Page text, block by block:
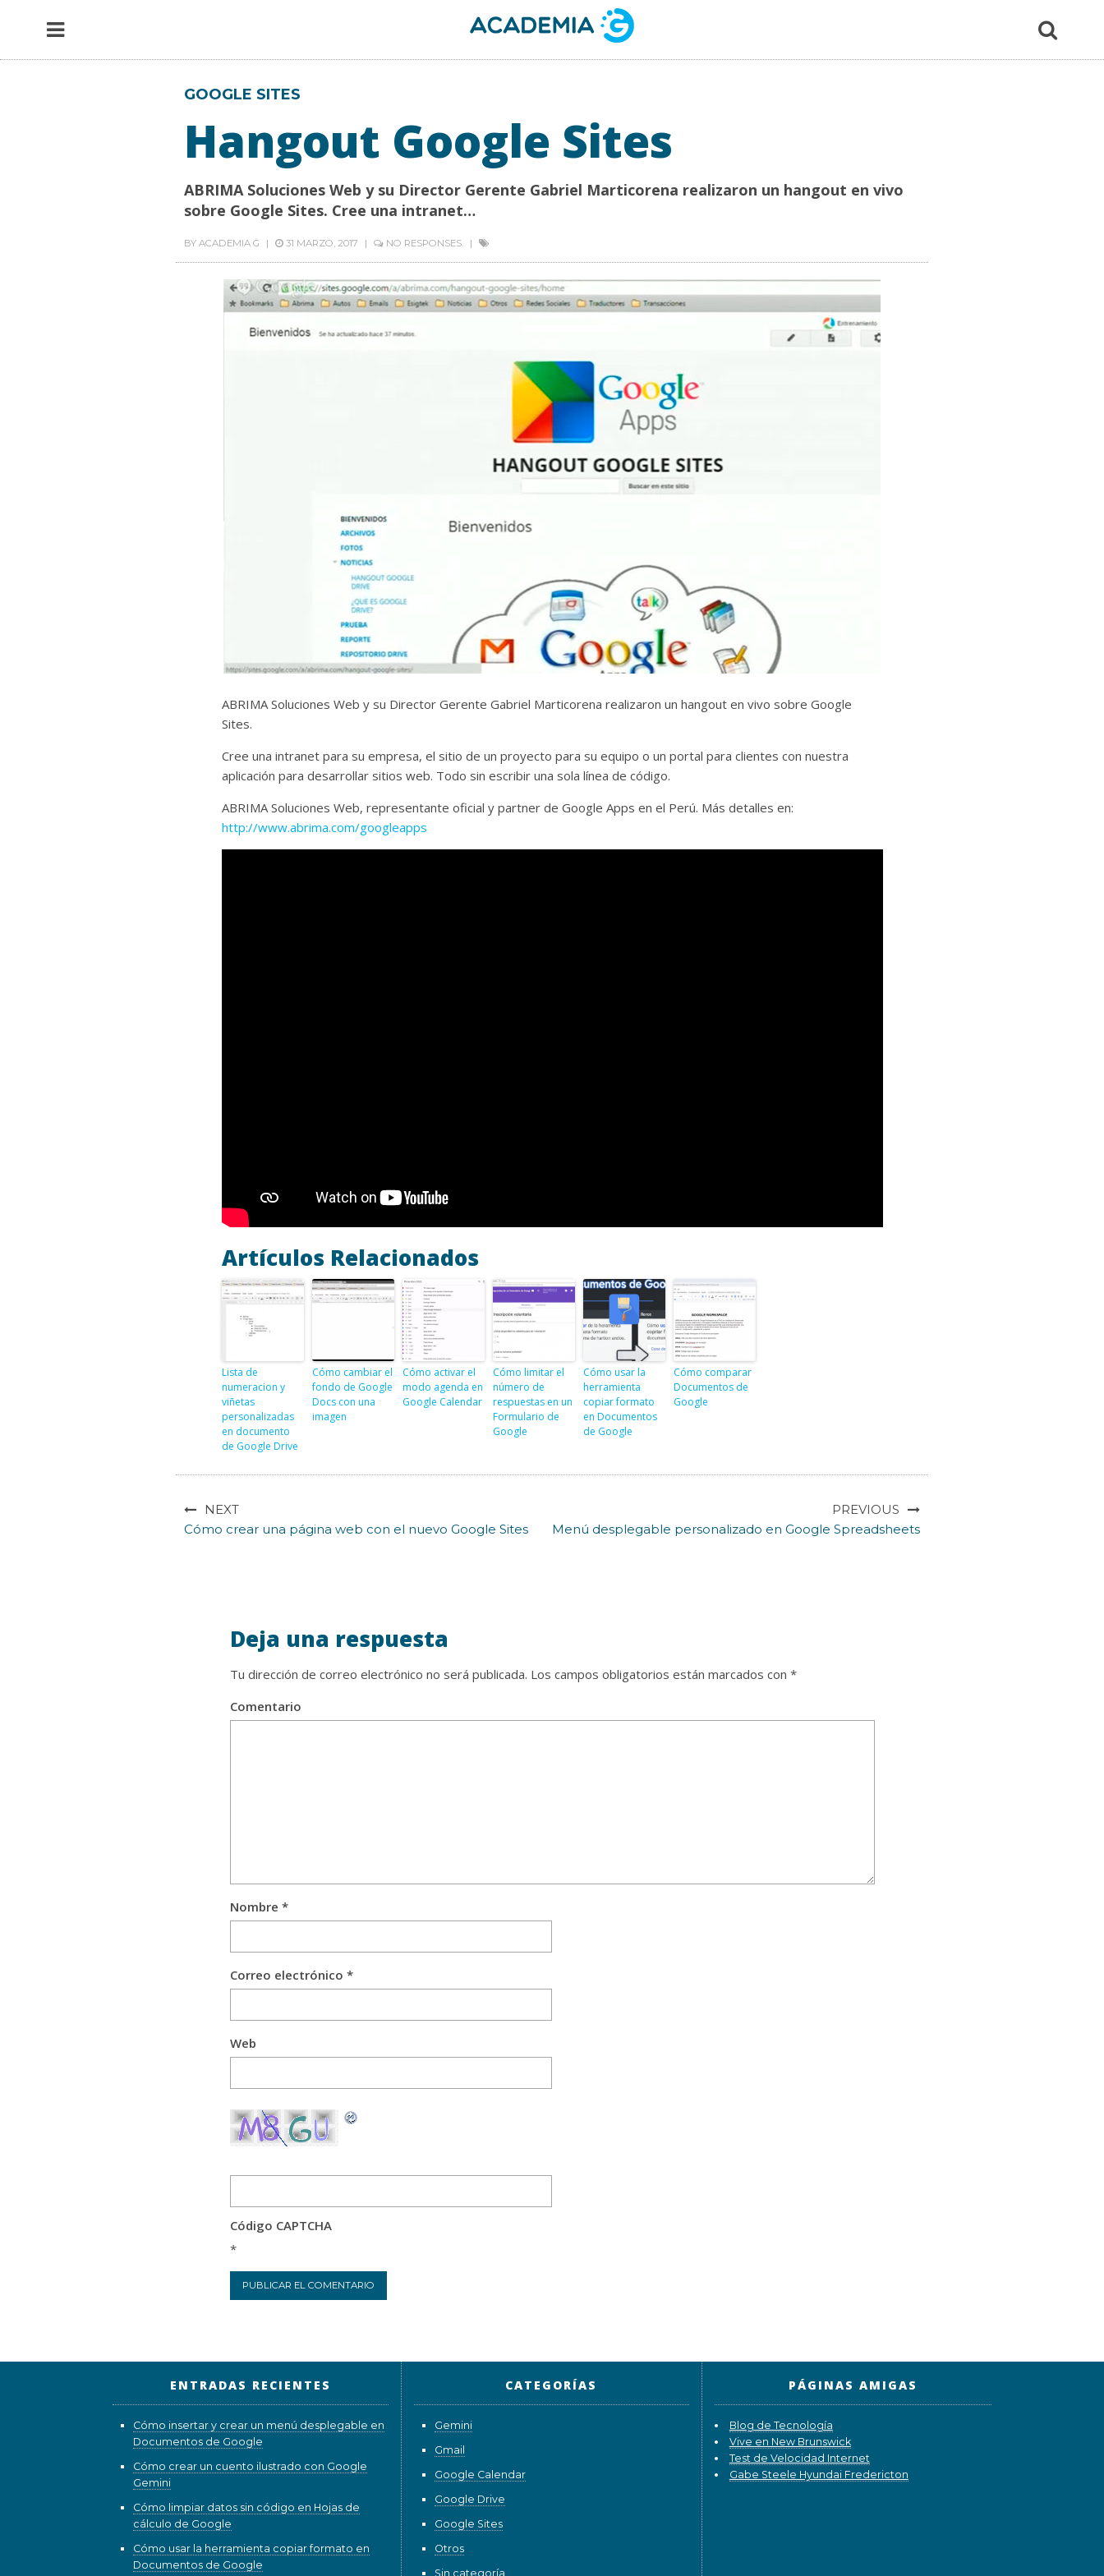
GOOGLE SITES
Hangout Google Sites
ABRIMA Soluciones Web y su Director Gerente Gabriel Marticorena realizaron un hangout en vivo
sobre Google Sites. Cree una intranet…
BY ACADEMIA G 31 MARZO, 2017 NO RESPONSES.
ABRIMA Soluciones Web y su Director Gerente Gabriel Marticorena realizaron un hangout en vivo sobre Google
Sites.
Cree una intranet para su empresa, el sitio de un proyecto para su equipo o un portal para clientes con nuestra
aplicación para desarrollar sitios web. Todo sin escribir una sola línea de código.
ABRIMA Soluciones Web, representante oficial y partner de Google Apps en el Perú. Más detalles en:
http://www.abrima.com/googleapps
Artículos Relacionados
Lista de
numeracion y
viñetas
personalizadas
en documento
de Google Drive
Cómo cambiar el
fondo de Google
Docs con una
imagen
Cómo activar el
modo agenda en
Google Calendar
Cómo limitar el
número de
respuestas en un
Formulario de
Google
Cómo usar la
herramienta
copiar formato
en Documentos
de Google
Cómo comparar
Documentos de
Google
NEXT
Cómo crear una página web con el nuevo Google Sites
PREVIOUS
Menú desplegable personalizado en Google Spreadsheets
Deja una respuesta
Tu dirección de correo electrónico no será publicada. Los campos obligatorios están marcados con *
Comentario
Nombre *
Correo electrónico *
Web
Código CAPTCHA
*
ENTRADAS RECIENTES
Cómo insertar y crear un menú desplegable en
Documentos de Google
Cómo crear un cuento ilustrado con Google
Gemini
Cómo limpiar datos sin código en Hojas de
cálculo de Google
Cómo usar la herramienta copiar formato en
Documentos de Google
CATEGORÍAS
Gemini
Gmail
Google Calendar
Google Drive
Google Sites
Otros
Sin categoría
PÁGINAS AMIGAS
Blog de Tecnología
Vive en New Brunswick
Test de Velocidad Internet
Gabe Steele Hyundai Fredericton